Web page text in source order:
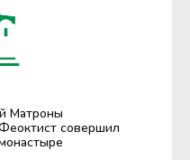
Матроны
совершил